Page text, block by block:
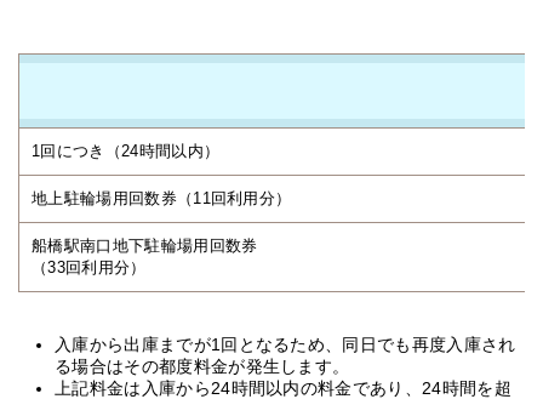
1回につき（24時間以内）
地上駐輪場用回数券（11回利用分）
船橋駅南口地下駐輪場用回数券
（33回利用分）
入庫から出庫までが1回となるため、同日でも再度入庫され
る場合はその都度料金が発生します。
上記料金は入庫から24時間以内の料金であり、24時間を超